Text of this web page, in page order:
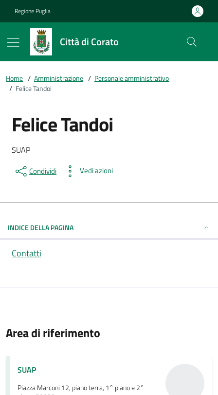
Regione Puglia
Città di Corato
Home / Amministrazione / Personale amministrativo
/ Felice Tandoi
Felice Tandoi
Dettagli della persona
Descrizione breve
SUAP
Condividi Vedi azioni
INDICE DELLA PAGINA
Contatti
Area di riferimento
SUAP
Piazza Marconi 12, piano terra, 1° piano e 2°